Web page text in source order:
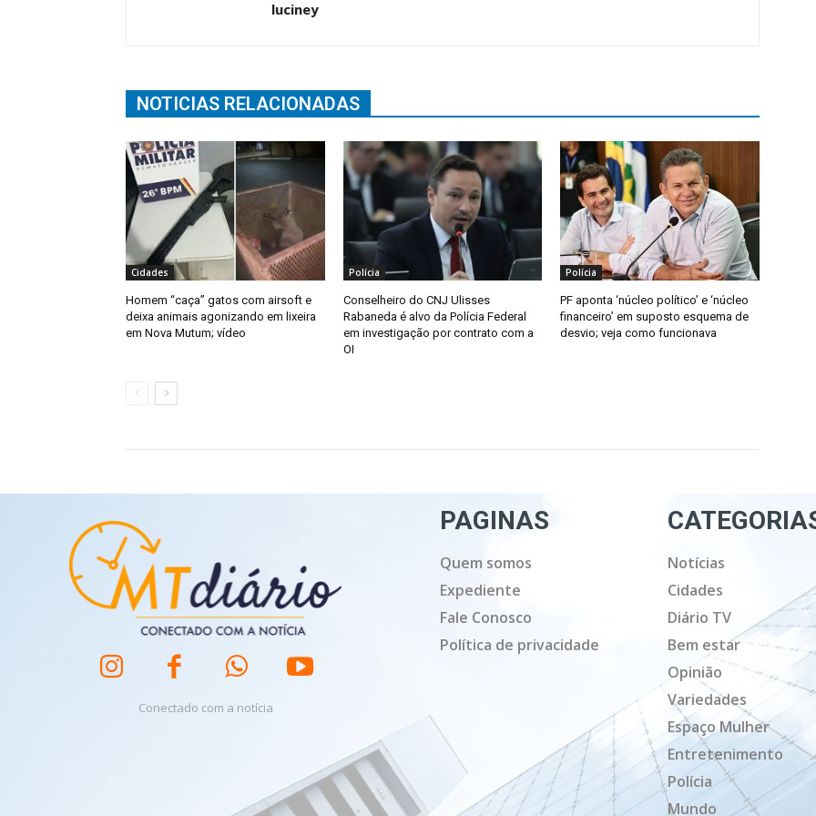
luciney
NOTICIAS RELACIONADAS
Cidades
Homem “caça” gatos com airsoft e
deixa animais agonizando em lixeira
em Nova Mutum; vídeo
Polícia
Conselheiro do CNJ Ulisses
Rabaneda é alvo da Polícia Federal
em investigação por contrato com a
OI
Polícia
PF aponta ‘núcleo político’ e ‘núcleo
financeiro’ em suposto esquema de
desvio; veja como funcionava
Conectado com a notícia
PAGINAS
Quem somos
Expediente
Fale Conosco
Política de privacidade
Notícias
Cidades
Diário TV
Bem estar
Opinião
Variedades
Espaço Mulher
Entretenimento
Polícia
Mundo